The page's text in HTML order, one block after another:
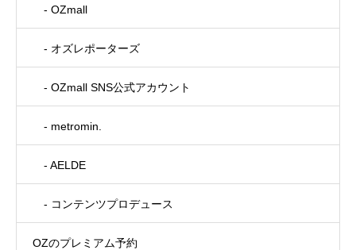
- OZmall
- オズレポーターズ
- OZmall SNS公式アカウント
- metromin.
- AELDE
- コンテンツプロデュース
OZのプレミアム予約